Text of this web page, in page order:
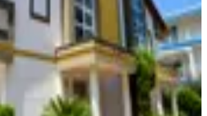
Serkan Çalınaltı